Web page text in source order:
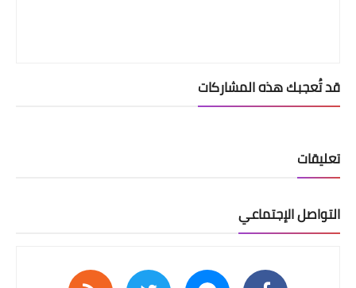
قد تُعجبك هذه المشاركات
تعليقات
التواصل الإجتماعي